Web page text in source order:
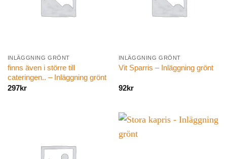
INLÄGGNING GRÖNT
finns även i större till
cateringen.. – Inläggning grönt
297kr
INLÄGGNING GRÖNT
Vit Sparris – Inläggning grönt
92kr